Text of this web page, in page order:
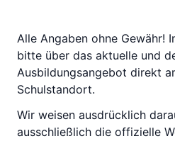
Alle Angaben ohne Gewähr!
bitte über das aktuelle und
Ausbildungsangebot direkt
Schulstandort.
Wir weisen ausdrücklich
ausschließlich die offizielle